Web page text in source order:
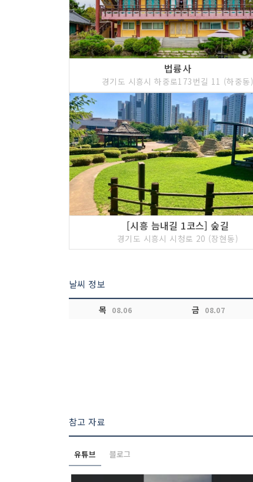
법륭사
경기도 시흥시 하중로173번길 11 (하중동)
[시흥 늠내길 1코스] 숲길
경기도 시흥시 시청로 20 (장현동)
날씨 정보
목 08.06 금 08.07
참고 자료
유튜브 블로그